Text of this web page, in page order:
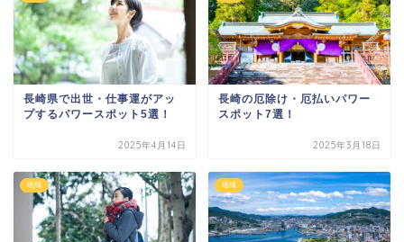
長崎県で出世・仕事運がアッ
プするパワースポット5選！
2025年4月14日
長崎の厄除け・厄払いパワー
スポット7選！
2025年3月18日
地域 地域